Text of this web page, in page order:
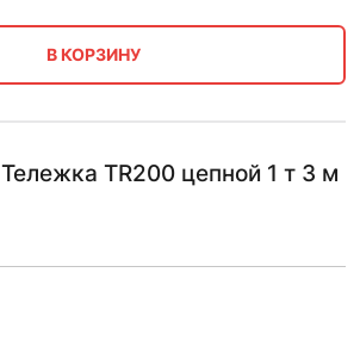
В КОРЗИНУ
Тележка TR200 цепной 1 т 3 м